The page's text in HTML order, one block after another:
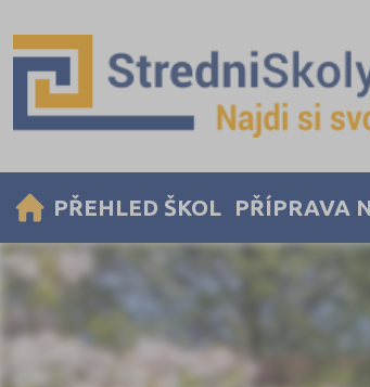
PŘEHLED ŠKOL PŘÍPRAVA